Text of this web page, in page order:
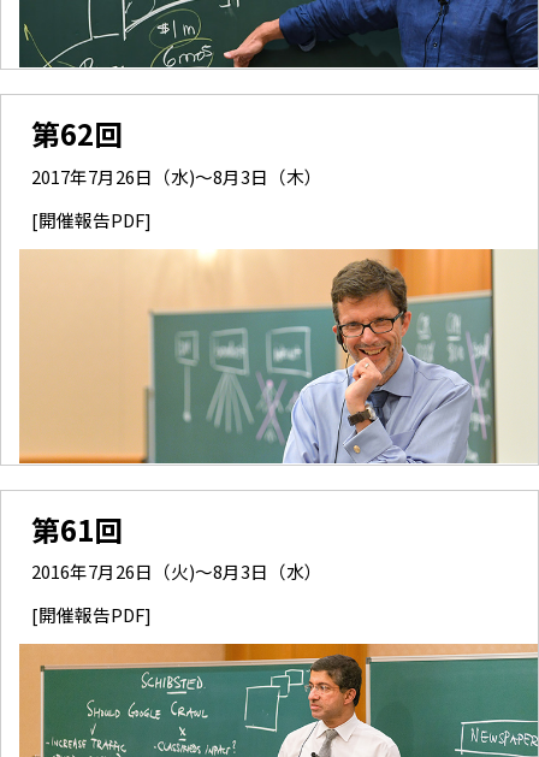
第62回
2017年7月26日（水)～8月3日（木）
[開催報告PDF]
第61回
2016年7月26日（火)～8月3日（水）
[開催報告PDF]